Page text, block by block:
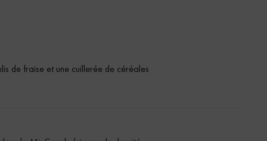
de fraise et une cuillerée de céréales